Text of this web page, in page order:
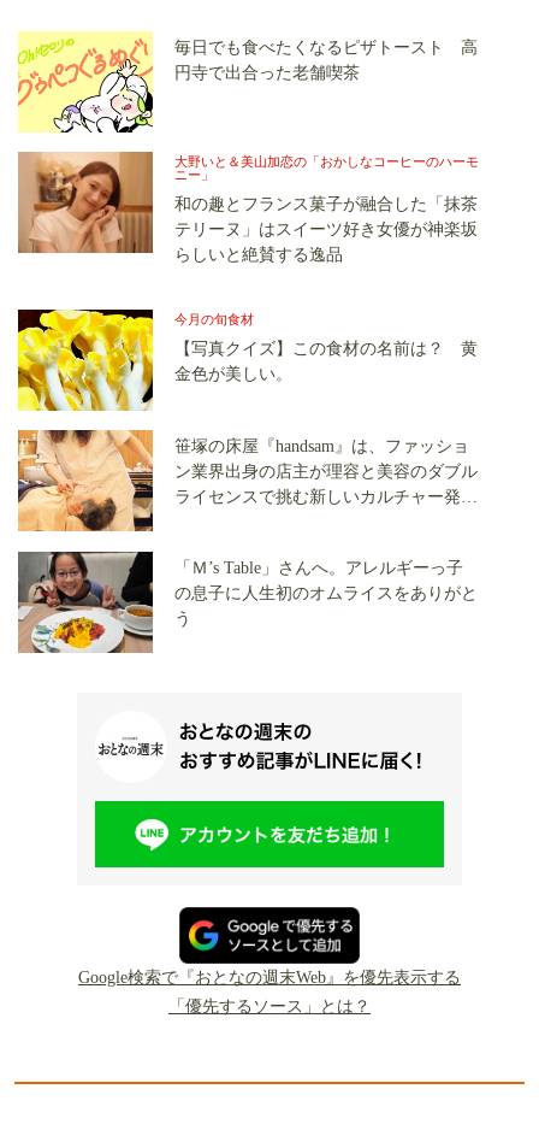
毎日でも食べたくなるピザトースト 高
円寺で出合った老舗喫茶
大野いと＆美山加恋の「おかしなコーヒーのハーモ
ニー」
和の趣とフランス菓子が融合した「抹茶
テリーヌ」はスイーツ好き女優が神楽坂
らしいと絶賛する逸品
今月の旬食材
【写真クイズ】この食材の名前は？ 黄
金色が美しい。
笹塚の床屋『handsam』は、ファッショ
ン業界出身の店主が理容と美容のダブル
ライセンスで挑む新しいカルチャー発信
「Ｍ’s Table」さんへ。アレルギーっ子
の息子に人生初のオムライスをありがと
う
Google検索で『おとなの週末Web』を優先表示する
「優先するソース」とは？